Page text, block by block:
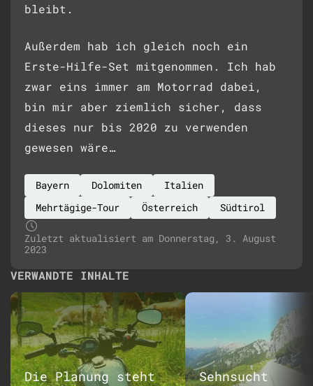
bleibt.
Außerdem hab ich gleich noch ein
Erste-Hilfe-Set mitgenommen. Ich hab
zwar eins immer am Motorrad dabei,
bin mir aber ziemlich sicher, dass
dieses nur bis 2020 zu verwenden
gewesen wäre…
Bayern Dolomiten
Italien
Mehrtägige-Tour
Österreich Südtirol
Zuletzt aktualisiert am Donnerstag, 3. August
2023
VERWANDTE INHALTE
Die Planung steht Sehnsucht